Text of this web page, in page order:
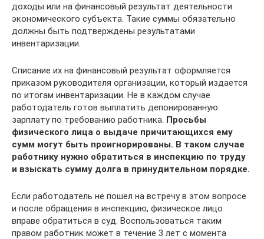
доходы или на финансовый результат деятельности
экономического субъекта. Такие суммы обязательно
должны быть подтверждены результатами
инвентаризации.
Списание их на финансовый результат оформляется
приказом руководителя организации, который издается
по итогам инвентаризации. Не в каждом случае
работодатель готов выплатить депонированную
зарплату по требованию работника. Просьбы
физического лица о выдаче причитающихся ему
сумм могут быть проигнорированы. В таком случае
работнику нужно обратиться в инспекцию по труду
и взыскать сумму долга в принудительном порядке.
Если работодатель не пошел на встречу в этом вопросе
и после обращения в инспекцию, физическое лицо
вправе обратиться в суд. Воспользоваться таким
правом работник может в течение 3 лет с момента